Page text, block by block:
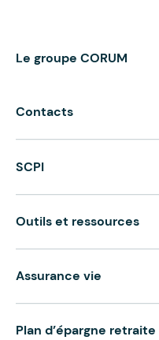
Le groupe CORUM
Contacts
SCPI
Outils et ressources
Assurance vie
Plan d’épargne retraite